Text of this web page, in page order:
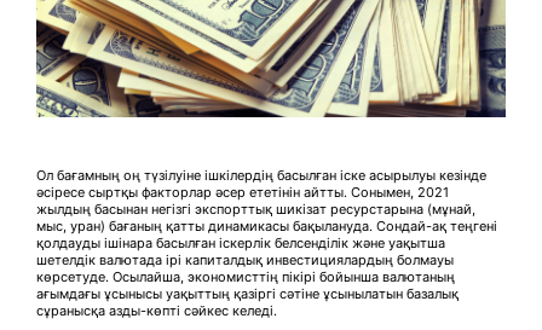
Ол бағамның оң түзілуіне ішкілердің басылған іске асырылуы кезінде
әсіресе сыртқы факторлар әсер ететінін айтты. Сонымен, 2021
жылдың басынан негізгі экспорттық шикізат ресурстарына (мұнай,
мыс, уран) бағаның қатты динамикасы бақылануда. Сондай-ақ теңгені
қолдауды ішінара басылған іскерлік белсенділік және уақытша
шетелдік валютада ірі капиталдық инвестициялардың болмауы
көрсетуде. Осылайша, экономисттің пікірі бойынша валютаның
ағымдағы ұсынысы уақыттың қазіргі сәтіне ұсынылатын базалық
сұранысқа азды-көпті сәйкес келеді.